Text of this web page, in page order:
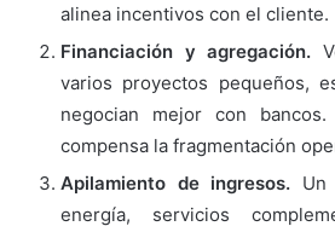
alinea incentivos con el cliente.
Financiación y agregación.
varios proyectos pequeños,
negocian mejor con
compensa la fragmentación
Apilamiento de ingresos. Un
energía, servicios